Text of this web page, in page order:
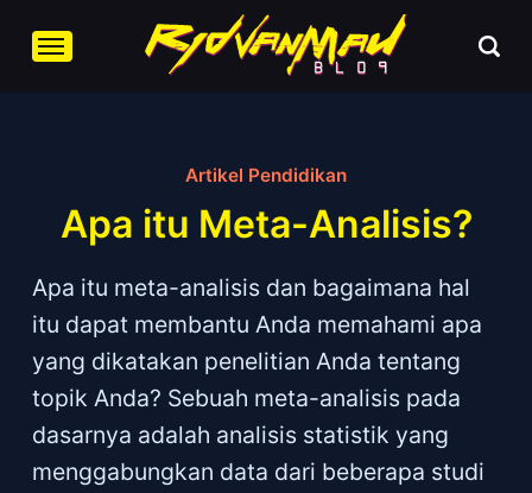
Artikel Pendidikan
Apa itu Meta-Analisis?
Apa itu meta-analisis dan bagaimana hal
itu dapat membantu Anda memahami apa
yang dikatakan penelitian Anda tentang
topik Anda? Sebuah meta-analisis pada
dasarnya adalah analisis statistik yang
menggabungkan data dari beberapa studi